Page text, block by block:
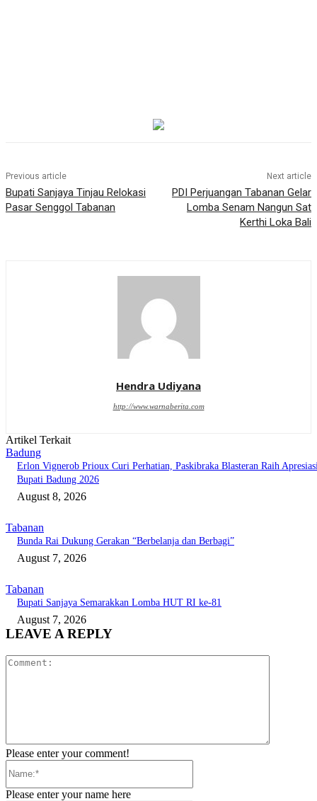
Previous article
Bupati Sanjaya Tinjau Relokasi
Pasar Senggol Tabanan
Next article
PDI Perjuangan Tabanan Gelar
Lomba Senam Nangun Sat
Kerthi Loka Bali
Hendra Udiyana
http://www.warnaberita.com
Artikel Terkait
Badung
Erlon Vignerob Prioux Curi Perhatian, Paskibraka Blasteran Raih
Bupati Badung 2026
August 8, 2026
Tabanan
Bunda Rai Dukung Gerakan “Berbelanja dan Berbagi”
August 7, 2026
Tabanan
Bupati Sanjaya Semarakkan Lomba HUT RI ke-81
August 7, 2026
LEAVE A REPLY
Please enter your comment!
Please enter your name here